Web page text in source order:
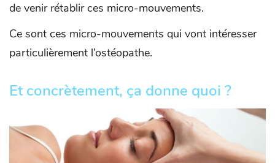
de venir rétablir ces micro-mouvements.
Ce sont ces micro-mouvements qui vont intéresser
particulièrement l’ostéopathe.
Et concrètement, ça donne quoi ?